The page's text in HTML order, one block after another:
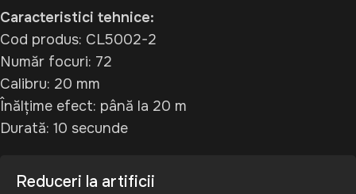
Caracteristici tehnice:
Cod produs: CL5002-2
Număr focuri: 72
Calibru: 20 mm
Înălțime efect: până la 20 m
Durată: 10 secunde
Reduceri la artificii